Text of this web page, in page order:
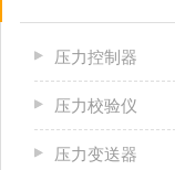
压力控制器
压力校验仪
压力变送器